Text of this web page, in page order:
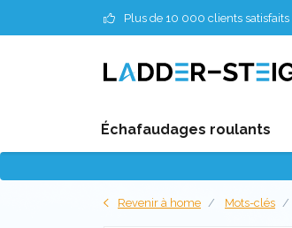
Plus de 10 000 clients satisfaits
Échafaudages roulants
Revenir à home Mots-clés